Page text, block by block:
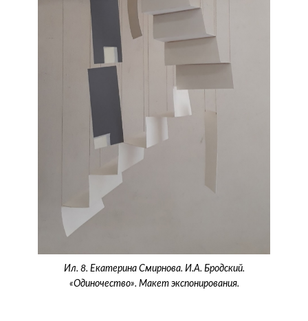
Ил. 8. Екатерина Смирнова. И.А. Бродский.
«Одиночество». Макет экспонирования.